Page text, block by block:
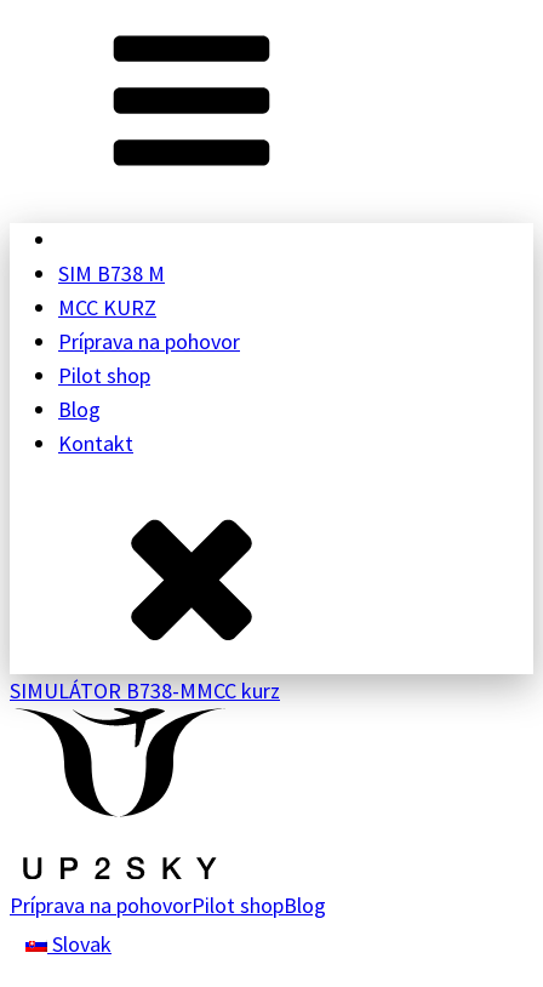
SIM B738 M
MCC KURZ
Príprava na pohovor
Pilot shop
Blog
Kontakt
SIMULÁTOR B738-MMCC kurz
Príprava na pohovorPilot shopBlog
Slovak